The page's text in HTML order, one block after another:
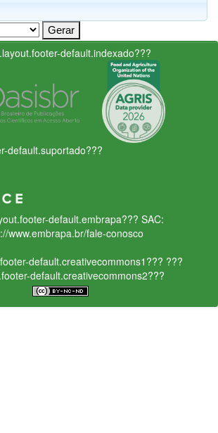
default.indexado???
default.suportado???
default.embrapa??? SAC:
www.embrapa.br/fale-conosco
default.creativecommons1??? ???
default.creativecommons2???